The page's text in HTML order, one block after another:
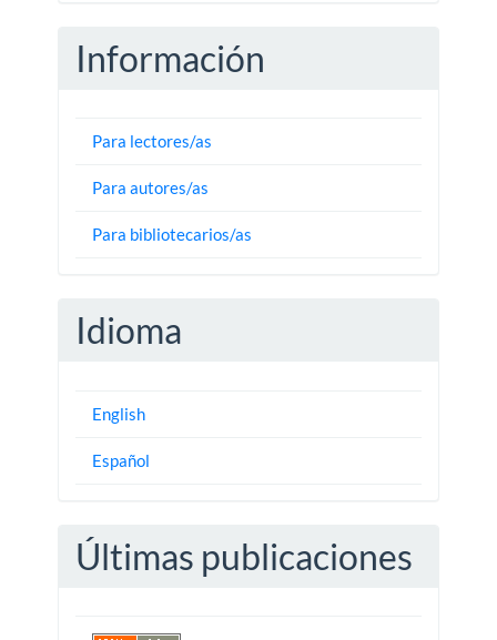
Información
Para lectores/as
Para autores/as
Para bibliotecarios/as
Idioma
English
Español
Últimas publicaciones